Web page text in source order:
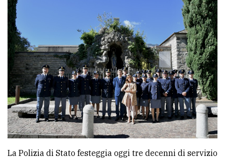
Ricerca
avanzata
LE
ALTRE
TESTATE
PRIVACY
La Polizia di Stato festeggia oggi tre decenni di servizio